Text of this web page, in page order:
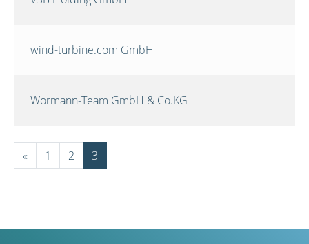
wind-turbine.com GmbH
Wörmann-Team GmbH & Co.KG
« 1 2 3